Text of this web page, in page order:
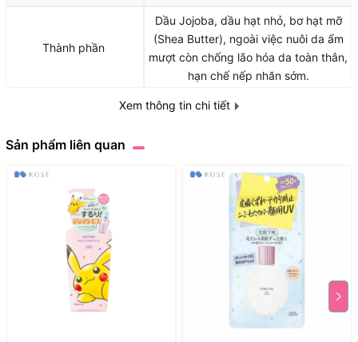
Thành phần
Dầu Jojoba, dầu hạt nhỏ, bơ hạt mỡ
(Shea Butter), ngoài việc nuôi da ẩm
mượt còn chống lão hóa da toàn thân,
hạn chế nếp nhăn sớm.
GEL
Xem thông tin chi tiết
Sản phẩm liên quan